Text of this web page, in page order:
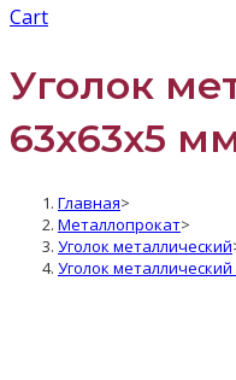
Cart
Уголок
63x63x5
Главная>
Металлопрокат>
Уголок металлический
Уголок